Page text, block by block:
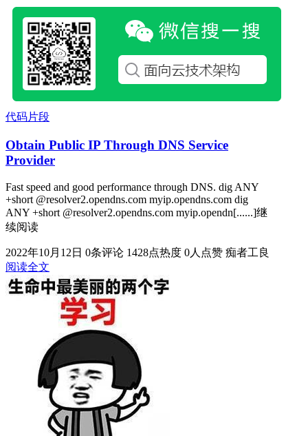
代码片段
Obtain Public IP Through DNS Service
Provider
Fast speed and good performance through DNS. dig ANY
+short @resolver2.opendns.com myip.opendns.com dig
ANY +short @resolver2.opendns.com myip.opendn[......]继
续阅读
2022年10月12日 0条评论 1428点热度 0人点赞 痴者工良
阅读全文